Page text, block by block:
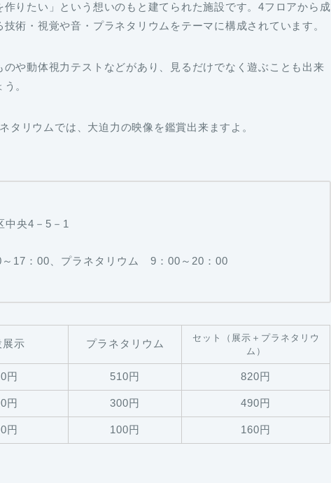
りたい」という想いのもと建てられた施設です。4フロアから成
術・視覚や音・プラネタリウムをテーマに構成されています。
や動体視力テストなどがあり、見るだけでなく遊ぶことも出来
。
タリウムでは、大迫力の映像を鑑賞出来ますよ。
中央4－5－1
17：00、プラネタリウム 9：00～20：00
展示 プラネタリウム
セット（展示＋プラネタリウ
ム）
円 510円 820円
円 300円 490円
円 100円 160円